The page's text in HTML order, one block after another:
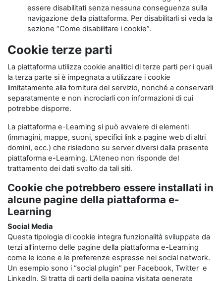
essere disabilitati senza nessuna conseguenza sulla
navigazione della piattaforma. Per disabilitarli si veda la
sezione “Come disabilitare i cookie”.
Cookie terze parti
La piattaforma utilizza cookie analitici di terze parti per i quali
la terza parte si è impegnata a utilizzare i cookie
limitatamente alla fornitura del servizio, nonché a conservarli
separatamente e non incrociarli con informazioni di cui
potrebbe disporre.
La piattaforma e-Learning si può avvalere di elementi
(immagini, mappe, suoni, specifici link a pagine web di altri
domini, ecc.) che risiedono su server diversi dalla presente
piattaforma e-Learning. L’Ateneo non risponde del
trattamento dei dati svolto da tali siti.
Cookie che potrebbero essere installati in
alcune pagine della piattaforma e-
Learning
Social Media
Questa tipologia di cookie integra funzionalità sviluppate da
terzi all’interno delle pagine della piattaforma e-Learning
come le icone e le preferenze espresse nei social network.
Un esempio sono i “social plugin” per Facebook, Twitter e
LinkedIn. Si tratta di parti della pagina visitata generate